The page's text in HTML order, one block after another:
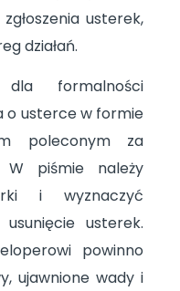
usterek,
działań.
formalności
o usterce w formie
poleconym za
W piśmie należy
i wyznaczyć
usterek.
powinno
ujawnione wady i